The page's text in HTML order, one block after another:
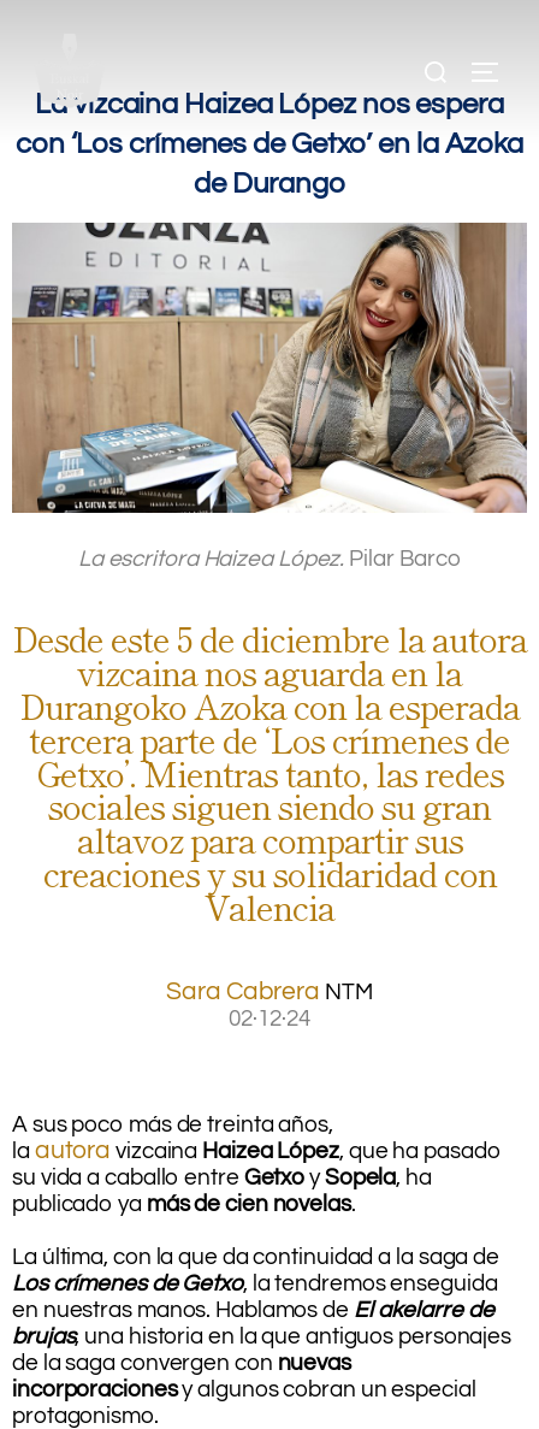
La vizcaina Haizea López nos espera
con ‘Los crímenes de Getxo’ en la Azoka
de Durango
La escritora Haizea López. Pilar Barco
Desde este 5 de diciembre la autora
vizcaina nos aguarda en la
Durangoko Azoka con la esperada
tercera parte de ‘Los crímenes de
Getxo’. Mientras tanto, las redes
sociales siguen siendo su gran
altavoz para compartir sus
creaciones y su solidaridad con
Valencia
Sara Cabrera NTM
02·12·24
A sus poco más de treinta años,
la autora vizcaina Haizea López, que ha pasado
su vida a caballo entre Getxo ySopela, ha
publicado ya más de cien novelas.
La última, con la que da continuidad a la saga de
Los crímenes de Getxo, la tendremos enseguida
en nuestras manos. Hablamos de El akelarre de
brujas, una historia en la que antiguos personajes
de la saga convergen con nuevas
incorporacionesy algunos cobran un especial
protagonismo.